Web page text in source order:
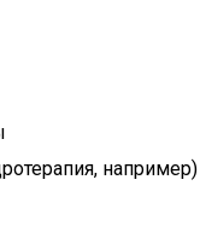
например)